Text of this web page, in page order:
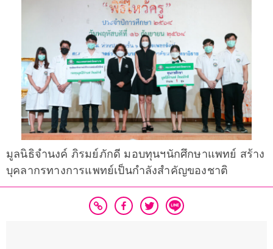
มูลนิธิจำนงค์ ภิรมย์ภักดี มอบทุนฯนักศึกษาแพทย์ สร้าง
บุคลากรทางการแพทย์เป็นกำลังสำคัญของชาติ